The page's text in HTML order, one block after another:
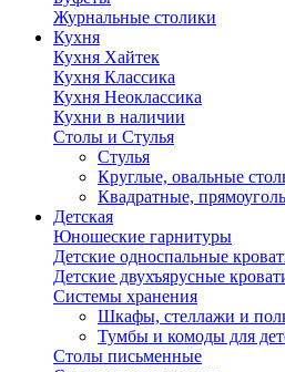
Журнальные столики
Кухня
Кухня Хайтек
Кухня Классика
Кухня Неоклассика
Кухни в наличии
Столы и Стулья
Стулья
Круглые, овальные
Квадратные,
Детская
Юношеские гарнитуры
Детские односпальные
Детские двухъярусные
Системы хранения
Шкафы, стеллажи и
Тумбы и комоды для
Столы письменные